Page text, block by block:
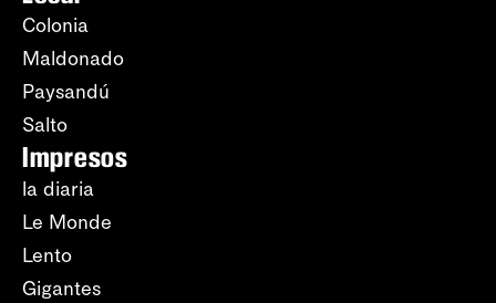
Colonia
Maldonado
Paysandú
Salto
Impresos
la diaria
Le Monde
Lento
Gigantes